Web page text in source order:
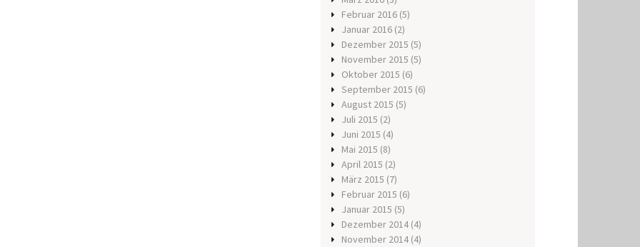
Februar 2016 (5)
Januar 2016 (2)
Dezember 2015 (5)
November 2015 (5)
Oktober 2015 (6)
September 2015 (6)
August 2015 (5)
Juli 2015 (2)
Juni 2015 (4)
Mai 2015 (8)
April 2015 (2)
März 2015 (7)
Februar 2015 (6)
Januar 2015 (5)
Dezember 2014 (4)
November 2014 (4)